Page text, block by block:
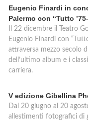
Eugenio Finardi in
Palermo con “Tutto
Il 22 dicembre il Teatro
Eugenio Finardi con
attraversa mezzo secolo
dell’ultimo album e i
carriera.
V edizione Gibellina
Dal 20 giugno al 20
allestimenti fotografici di